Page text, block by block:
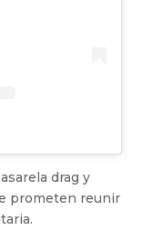
drag y
prometen reunir